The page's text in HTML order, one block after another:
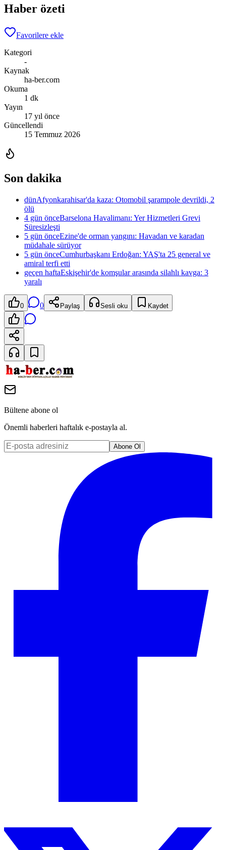
Haber özeti
Favorilere ekle
Kategori
-
Kaynak
ha-ber.com
Okuma
1 dk
Yayın
17 yıl önce
Güncellendi
15 Temmuz 2026
Son dakika
dünAfyonkarahisar'da kaza: Otomobil şarampole devrildi, 2
ölü
4 gün önceBarselona Havalimanı: Yer Hizmetleri Grevi
Süresizleşti
5 gün önceEzine'de orman yangını: Havadan ve karadan
müdahale sürüyor
5 gün önceCumhurbaşkanı Erdoğan: YAŞ'ta 25 general ve
amiral terfi etti
geçen haftaEskişehir'de komşular arasında silahlı kavga: 3
yaralı
0 0 Paylaş Sesli oku Kaydet
Bültene abone ol
Önemli haberleri haftalık e-postayla al.
Abone Ol